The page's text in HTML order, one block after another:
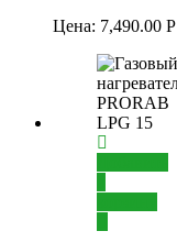
Цена: 7,490.00 Р